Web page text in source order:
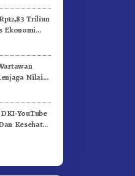
Triliun
Ekonomi
Nilai
dan NKRI
YouTube
Kesehatan